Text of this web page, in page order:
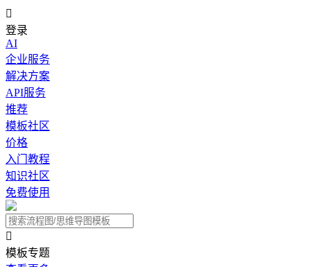

登录
AI
企业服务
解决方案
API服务
推荐
模板社区
价格
入门教程
知识社区
免费使用

模板专题